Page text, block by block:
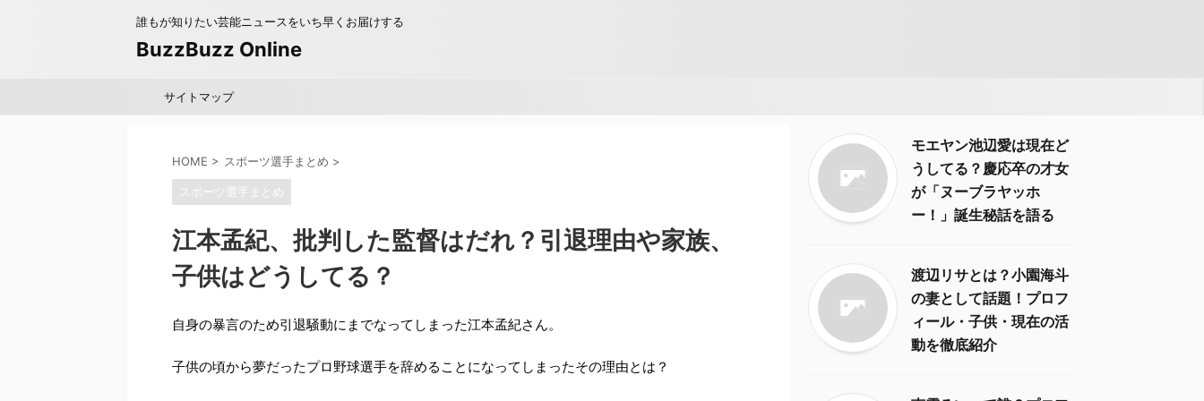
誰もが知りたい芸能ニュースをいち早くお届けする
BuzzBuzz Online
サイトマップ
HOME > スポーツ選手まとめ >
スポーツ選手まとめ
江本孟紀、批判した監督はだれ？引退理由や家族、
子供はどうしてる？
自身の暴言のため引退騒動にまでなってしまった江本孟紀さん。
子供の頃から夢だったプロ野球選手を辞めることになってしまったその理由とは？
モエヤン池辺愛は現在ど
うしてる？慶応卒の才女
が「ヌーブラヤッホ
ー！」誕生秘話を語る
渡辺リサとは？小園海斗
の妻として話題！プロフ
ィール・子供・現在の活
動を徹底紹介